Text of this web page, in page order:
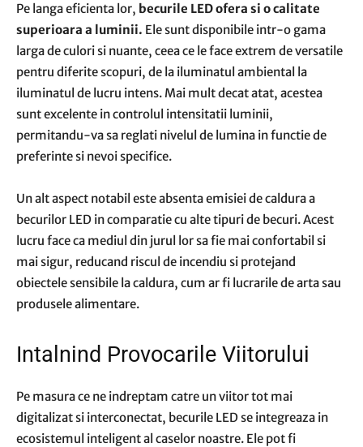
Pe langa eficienta lor, becurile LED ofera si o calitate
superioara a luminii. Ele sunt disponibile intr-o gama
larga de culori si nuante, ceea ce le face extrem de versatile
pentru diferite scopuri, de la iluminatul ambiental la
iluminatul de lucru intens. Mai mult decat atat, acestea
sunt excelente in controlul intensitatii luminii,
permitandu-va sa reglati nivelul de lumina in functie de
preferinte si nevoi specifice.
Un alt aspect notabil este absenta emisiei de caldura a
becurilor LED in comparatie cu alte tipuri de becuri. Acest
lucru face ca mediul din jurul lor sa fie mai confortabil si
mai sigur, reducand riscul de incendiu si protejand
obiectele sensibile la caldura, cum ar fi lucrarile de arta sau
produsele alimentare.
Intalnind Provocarile Viitorului
Pe masura ce ne indreptam catre un viitor tot mai
digitalizat si interconectat, becurile LED se integreaza in
ecosistemul inteligent al caselor noastre. Ele pot fi